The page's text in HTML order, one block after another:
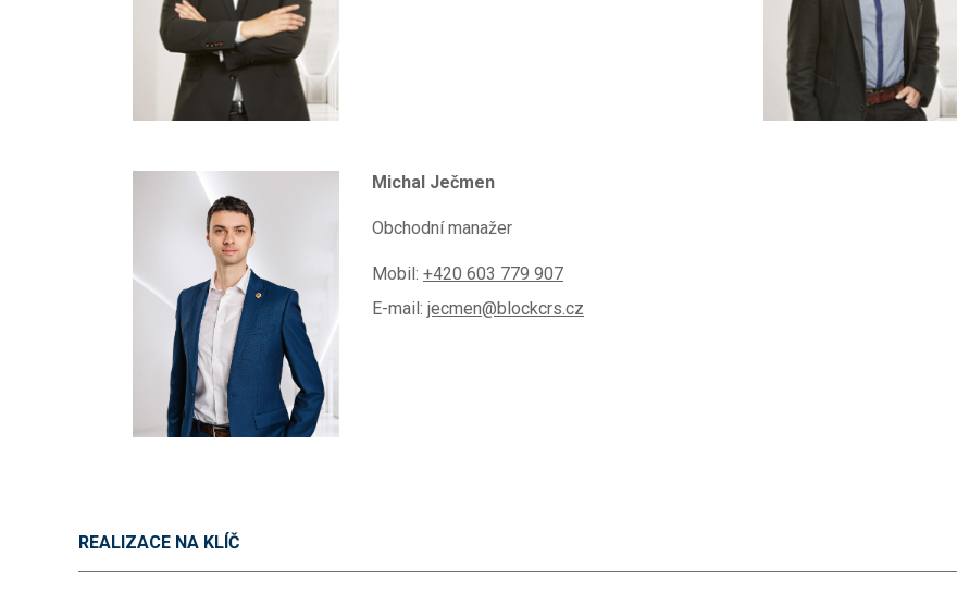
Michal Ječmen
Obchodní manažer
Mobil: +420 603 779 907
E-mail: jecmen@blockcrs.cz
REALIZACE NA KLÍČ